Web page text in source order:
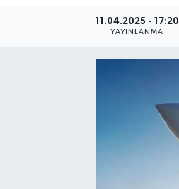
11.04.2025 - 17:20
YAYINLANMA